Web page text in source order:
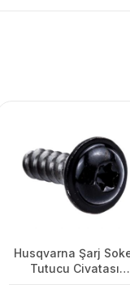
Husqvarna Şarj
Tutucu Civatası